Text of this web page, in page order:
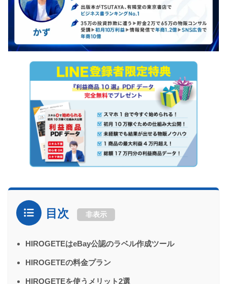
目次 非表示
HIROGETEはeBay公認のラベル作成ツール
HIROGETEの料金プラン
HIROGETEを使うメリット2選